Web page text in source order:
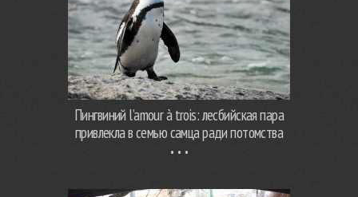
Пингвиний l’amour à trois: лесбийская пара
привлекла в семью самца ради потомства